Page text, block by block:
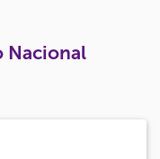
Nacional